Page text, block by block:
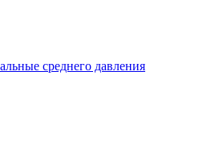
среднего давления